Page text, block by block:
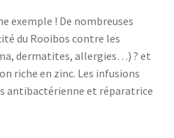
exemple ! De nombreuses
du Rooibos contre les
dermatites, allergies…) ? et
riche en zinc. Les infusions
antibactérienne et réparatrice